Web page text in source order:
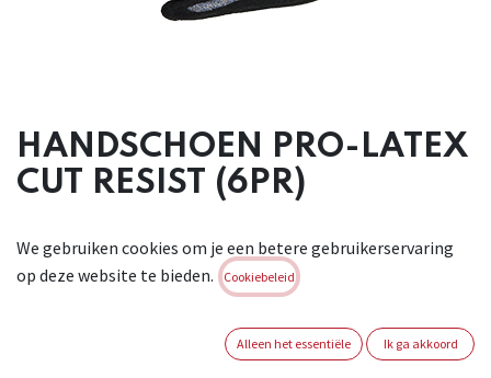
HANDSCHOEN PRO-LATEX
CUT RESIST (6PR)
soepele latex- coating op een HPPE drager. De rug van de
handschoen is niet gecoat, wat zorgt voor een extra
handschoen is de perfecte combinatie van snijweerstand,
beweeglijkheid, droge - natte grip en duurzaamheid. De
We gebruiken cookies om je een betere gebruikerservaring
op deze website te bieden.
Cookiebeleid
Alleen het essentiële Ik ga akkoord